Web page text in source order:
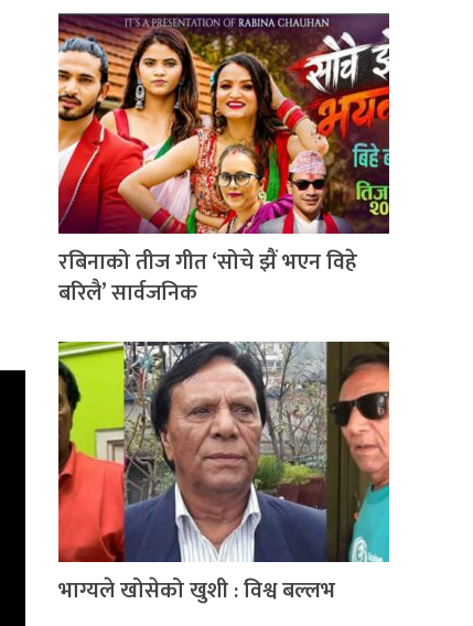
रबिनाको तीज गीत ‘सोचे झैं भएन विहे
बरिलै’ सार्वजनिक
भाग्यले खोसेको खुशी : विश्व बल्लभ